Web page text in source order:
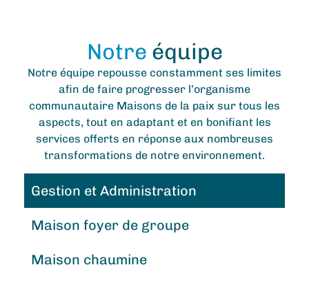
Notre équipe
Notre équipe repousse constamment ses limites
afin de faire progresser l’organisme
communautaire Maisons de la paix sur tous les
aspects, tout en adaptant et en bonifiant les
services offerts en réponse aux nombreuses
transformations de notre environnement.
Gestion et Administration
Maison foyer de groupe
Maison chaumine